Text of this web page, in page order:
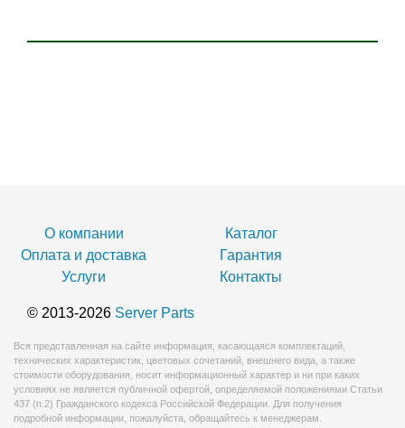
О компании
Каталог
Оплата и доставка
Гарантия
Услуги
Контакты
© 2013-2026 Server Parts
Вся представленная на сайте информация, касающаяся комплектаций,
технических характеристик, цветовых сочетаний, внешнего вида, а также
стоимости оборудования, носит информационный характер и ни при каких
условиях не является публичной офертой, определяемой положениями Статьи
437 (п.2) Гражданского кодекса Российской Федерации. Для получения
подробной информации, пожалуйста, обращайтесь к менеджерам.